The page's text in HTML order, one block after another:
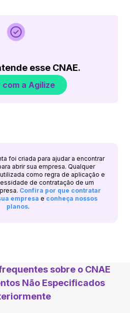
esse CNAE.
com a Agilize
foi criada para ajudar a encontrar
abrir sua empresa. Qualquer
como regra de aplicação e
de contratação de um
Confira por que contratar
empresa e conheça nossos
planos.
sobre o CNAE
Não Especificados